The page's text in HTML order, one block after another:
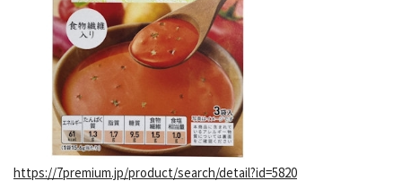
https://7premium.jp/product/search/detail?id=5820